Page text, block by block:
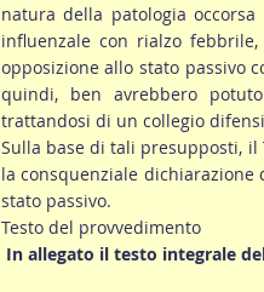
natura della patologia
influenzale con rialzo
opposizione allo stato passivo
quindi, ben avrebbero potuto
trattandosi di un collegio
Sulla base di tali presupposti,
la consquenziale
stato passivo.
Testo del provvedimento
In allegato il testo integrale